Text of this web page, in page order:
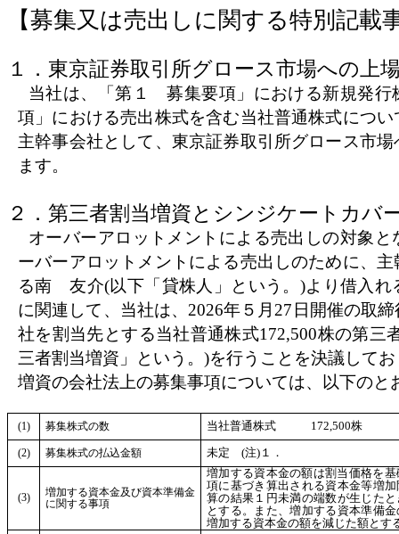
【募集又は売出しに関する特別記載
１．東京証券取引所グロース市場への上
当社は、「第１ 募集要項」における新規発
項」における売出株式を含む当社普通株式につ
主幹事会社として、東京証券取引所グロース市
ます。
２．第三者割当増資とシンジケートカバ
オーバーアロットメントによる売出しの対象
ーバーアロットメントによる売出しのために、
る南 友介(以下「貸株人」という。)より借入れ
に関連して、当社は、2026年５月27日開催の取
社を割当先とする当社普通株式172,500株の第三
三者割当増資」という。)を行うことを決議して
増資の会社法上の募集事項については、以下のと
(1) 募集株式の数 当社普通株式 172,500株
(2) 募集株式の払込金額 未定 (注)１．
(3)
増加する資本金及び資本準備金
に関する事項
増加する資本金の額は割当価格を
項に基づき算出される資本金等増
算の結果１円未満の端数が生じた
とする。また、増加する資本準備
増加する資本金の額を減じた額と